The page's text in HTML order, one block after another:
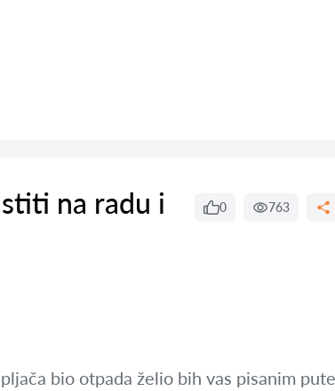
na radu i
0 763
bio otpada želio bih vas pisanim